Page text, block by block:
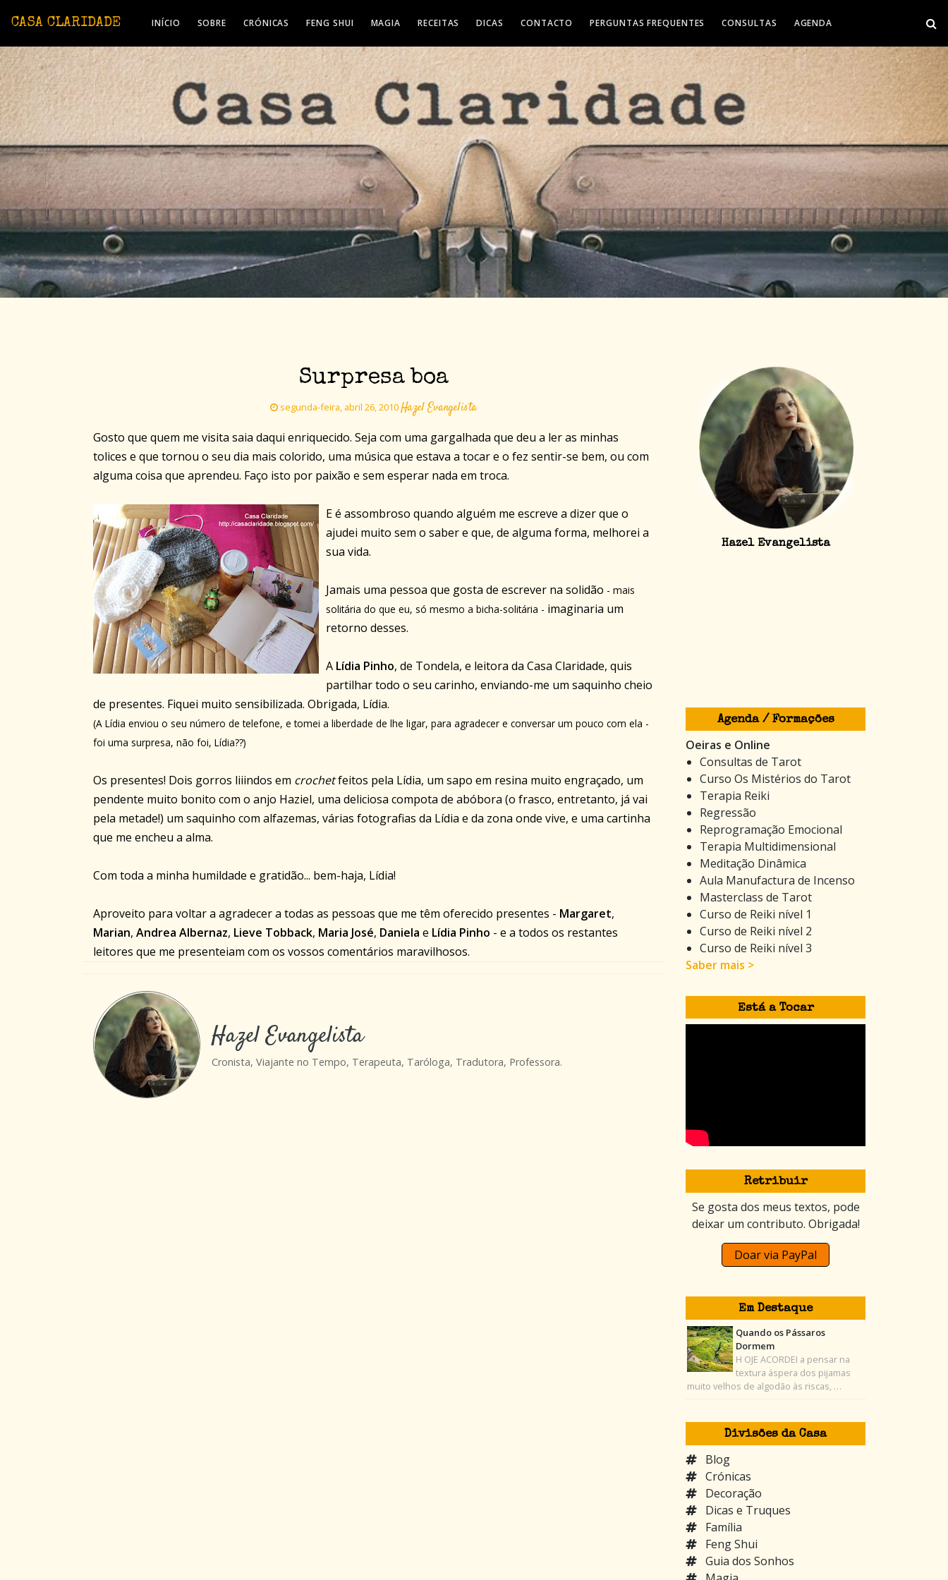
CASA CLARIDADE INÍCIO SOBRE CRÓNICAS FENG SHUI MAGIA RECEITAS DICAS CONTACTO PERGUNTAS FREQUENTES CONSULTAS AGENDA
Surpresa boa
segunda-feira, abril 26, 2010Hazel Evangelista
Gosto que quem me visita saia daqui enriquecido. Seja com uma gargalhada que deu a ler as minhas
tolices e que tornou o seu dia mais colorido, uma música que estava a tocar e o fez sentir-se bem, ou com
alguma coisa que aprendeu. Faço isto por paixão e sem esperar nada em troca.
E é assombroso quando alguém me escreve a dizer que o
ajudei muito sem o saber e que, de alguma forma, melhorei a
sua vida.
Jamais uma pessoa que gosta de escrever na solidão - mais
solitária do que eu, só mesmo a bicha-solitária - imaginaria um
retorno desses.
A Lídia Pinho, de Tondela, e leitora da Casa Claridade, quis
partilhar todo o seu carinho, enviando-me um saquinho cheio
de presentes. Fiquei muito sensibilizada. Obrigada, Lídia.
(A Lídia enviou o seu número de telefone, e tomei a liberdade de lhe ligar, para agradecer e conversar um pouco com ela -
foi uma surpresa, não foi, Lídia??)
Os presentes! Dois gorros liiindos em crochetfeitos pela Lídia, um sapo em resina muito engraçado, um
pendente muito bonito com o anjo Haziel, uma deliciosa compota de abóbora (o frasco, entretanto, já vai
pela metade!) um saquinho com alfazemas, várias fotografias da Lídia e da zona onde vive, e uma cartinha
que me encheu a alma.
Com toda a minha humildade e gratidão... bem-haja, Lídia!
Aproveito para voltar a agradecer a todas as pessoas que me têm oferecido presentes - Margaret,
Marian, Andrea Albernaz, Lieve Tobback, Maria José, Daniela e Lídia Pinho - e a todos os restantes
leitores que me presenteiam com os vossos comentários maravilhosos.
Hazel Evangelista
Cronista, Viajante no Tempo, Terapeuta, Taróloga, Tradutora, Professora.
Hazel Evangelista
Agenda / Formações
Oeiras e Online
Consultas de Tarot
Curso Os Mistérios do Tarot
Terapia Reiki
Regressão
Reprogramação Emocional
Terapia Multidimensional
Meditação Dinâmica
Aula Manufactura de Incenso
Masterclass de Tarot
Curso de Reiki nível 1
Curso de Reiki nível 2
Curso de Reiki nível 3
Saber mais >
Está a Tocar
Retribuir
Se gosta dos meus textos, pode
deixar um contributo. Obrigada!
Doar via PayPal
Em Destaque
Quando os Pássaros
Dormem
H OJE ACORDEI a pensar na
textura áspera dos pijamas
muito velhos de algodão às riscas, …
Divisões da Casa
Blog
Crónicas
Decoração
Dicas e Truques
Família
Feng Shui
Guia dos Sonhos